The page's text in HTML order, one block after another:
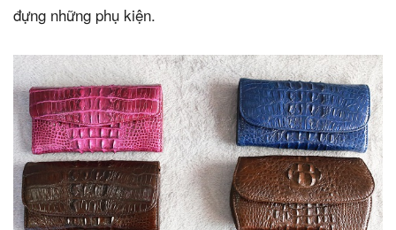
đựng những phụ kiện.